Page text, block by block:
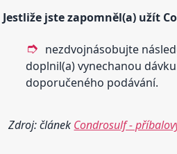
Jestliže jste zapomněl(a) užít
nezdvojnásobujte
doplnil(a) vynechanou
doporučeného podávání.
Zdroj: článek Condrosulf -